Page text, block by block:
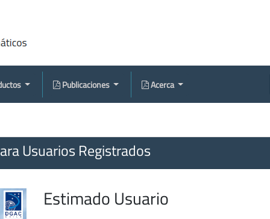
Publicaciones Acerca
Usuarios Registrados
Estimado Usuario